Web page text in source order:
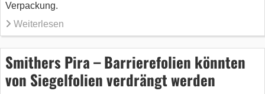
Verpackung.
Weiterlesen
Smithers Pira – Barrierefolien könnten
von Siegelfolien verdrängt werden